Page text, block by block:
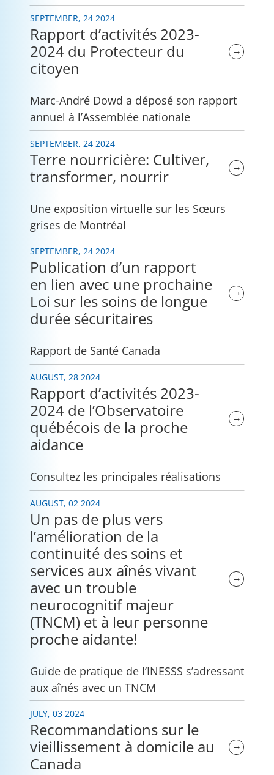
SEPTEMBER, 24 2024
Rapport d’activités 2023-
2024 du Protecteur du
citoyen
→
Marc-André Dowd a déposé son rapport
annuel à l’Assemblée nationale
SEPTEMBER, 24 2024
Terre nourricière: Cultiver,
transformer, nourrir
→
Une exposition virtuelle sur les Sœurs
grises de Montréal
SEPTEMBER, 24 2024
Publication d’un rapport
en lien avec une prochaine
Loi sur les soins de longue
durée sécuritaires
→
Rapport de Santé Canada
AUGUST, 28 2024
Rapport d’activités 2023-
2024 de l’Observatoire
québécois de la proche
aidance
→
Consultez les principales réalisations
AUGUST, 02 2024
Un pas de plus vers
l’amélioration de la
continuité des soins et
services aux aînés vivant
avec un trouble
neurocognitif majeur
(TNCM) et à leur personne
proche aidante!
→
Guide de pratique de l’INESSS s’adressant
aux aînés avec un TNCM
JULY, 03 2024
Recommandations sur le
vieillissement à domicile au
Canada
→